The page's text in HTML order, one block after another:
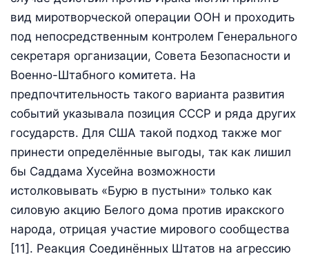
вид миротворческой операции ООН и проходить
под непосредственным контролем Генерального
секретаря организации, Совета Безопасности и
Военно-Штабного комитета. На
предпочтительность такого варианта развития
событий указывала позиция СССР и ряда других
государств. Для США такой подход также мог
принести определённые выгоды, так как лишил
бы Саддама Хусейна возможности
истолковывать «Бурю в пустыни» только как
силовую акцию Белого дома против иракского
народа, отрицая участие мирового сообщества
[11]. Реакция Соединённых Штатов на агрессию